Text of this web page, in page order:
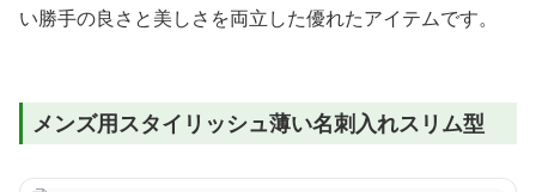
い勝手の良さと美しさを両立した優れたアイテムです。
メンズ用スタイリッシュ薄い名刺入れスリム型